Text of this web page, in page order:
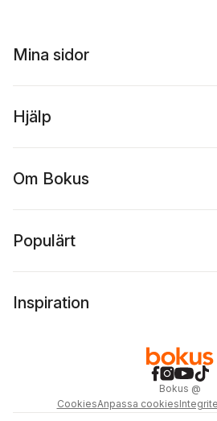
Mina sidor
Hjälp
Om Bokus
Populärt
Inspiration
Bokus @
CookiesAnpassa cookies